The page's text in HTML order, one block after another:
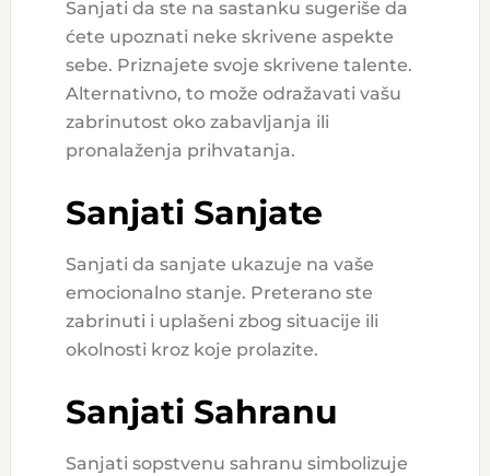
Sanjati da ste na sastanku sugeriše da
ćete upoznati neke skrivene aspekte
sebe. Priznajete svoje skrivene talente.
Alternativno, to može odražavati vašu
zabrinutost oko zabavljanja ili
pronalaženja prihvatanja.
Sanjati Sanjate
Sanjati da sanjate ukazuje na vaše
emocionalno stanje. Preterano ste
zabrinuti i uplašeni zbog situacije ili
okolnosti kroz koje prolazite.
Sanjati Sahranu
Sanjati sopstvenu sahranu simbolizuje